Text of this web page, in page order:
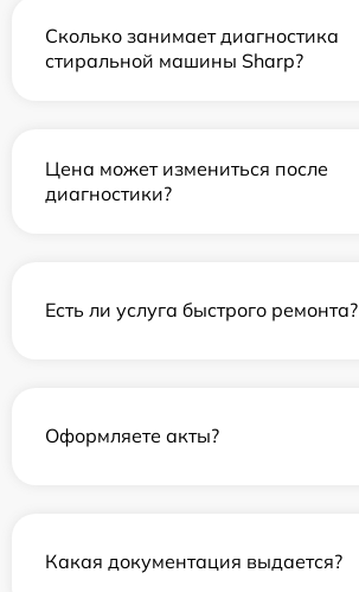
Сколько занимает диагностика
стиральной машины Sharp?
Цена может измениться после
диагностики?
Есть ли услуга быстрого ремонта?
Оформляете акты?
Какая документация выдается?